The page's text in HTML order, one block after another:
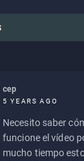
cep
5 YEARS AGO
Necesito saber
funcione el vídeo
mucho tiempo